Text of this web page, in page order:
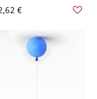
- estilo moderno
uso residencial - 110
€